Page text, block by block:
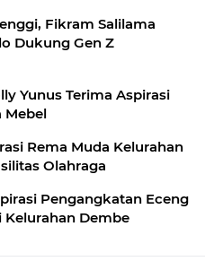
Fikram Salilama
Dukung Gen Z
Yunus Terima Aspirasi
Mebel
Rema Muda Kelurahan
Olahraga
Pengangkatan Eceng
Kelurahan Dembe